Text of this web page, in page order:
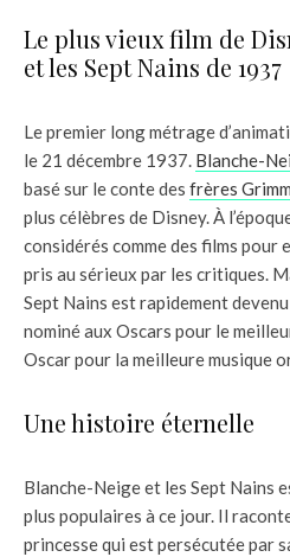
Le plus vieux film de
et les Sept Nains de 1937
Le premier long métrage
le 21 décembre 1937. Blanche-
basé sur le conte des frères Grimm
plus célèbres de Disney. À
considérés comme des films pour
pris au sérieux par les critiques.
Sept Nains est rapidement
nominé aux Oscars pour le
Oscar pour la meilleure musique
Une histoire éternelle
Blanche-Neige et les Sept Nains
plus populaires à ce jour. Il
princesse qui est persécutée par